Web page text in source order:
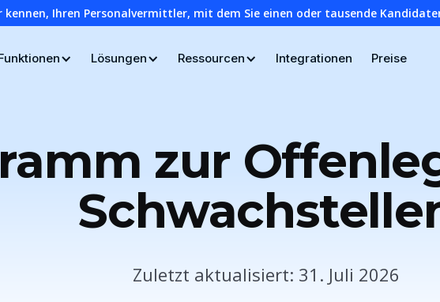
kennen, Ihren Personalvermittler, mit dem Sie einen oder tausende
Lösungen Ressourcen Integrationen Preise
zur
Zuletzt aktualisiert: 31. Juli 2026